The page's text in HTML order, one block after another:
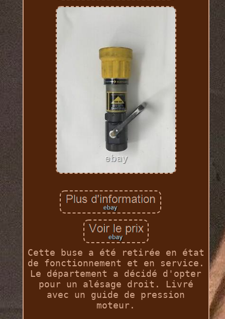
Cette buse a été retirée en état
de fonctionnement et en service.
Le département a décidé d'opter
pour un alésage droit. Livré
avec un guide de pression
moteur.